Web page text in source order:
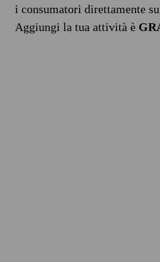
i consumatori direttamente
Aggiungi la tua attività è